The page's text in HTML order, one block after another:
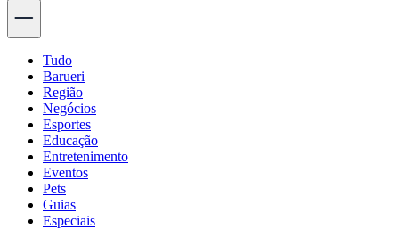
Tudo
Barueri
Região
Negócios
Esportes
Educação
Entretenimento
Eventos
Pets
Guias
Especiais